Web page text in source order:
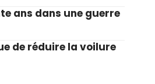
ans dans une guerre
de réduire la voilure